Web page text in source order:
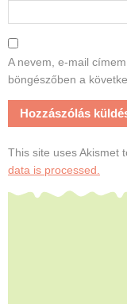
A nevem, e-mail
böngészőben a
This site uses Akismet
data is processed.